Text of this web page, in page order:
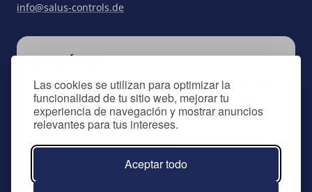
Las cookies se utilizan para optimizar la
funcionalidad de tu sitio web, mejorar tu
experiencia de navegación y mostrar anuncios
relevantes para tus intereses.
Aceptar todo
info@salus-controls.de
Manténgase al día de todas las novedades de
SALUS Controls suscribiéndose a nuestro
boletín informativo.